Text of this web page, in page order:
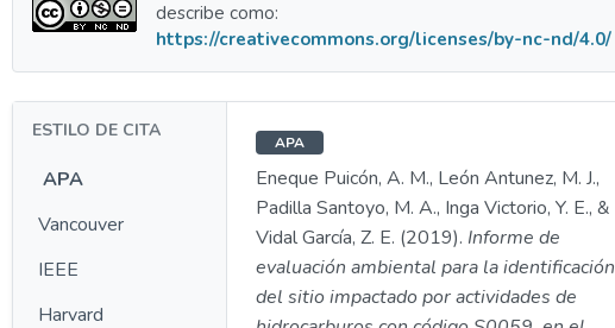
describe como:
https://creativecommons.org/licenses/by-nc-nd/4.0/
ESTILO DE CITA
APA
Vancouver
IEEE
Harvard
APA
Eneque Puicón, A. M., León Antunez, M. J.,
Padilla Santoyo, M. A., Inga Victorio, Y. E., &
Vidal García, Z. E. (2019). Informe de
evaluación ambiental para la identificación
del sitio impactado por actividades de